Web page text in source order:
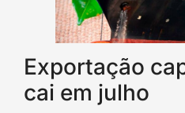
Exportação
cai em julho